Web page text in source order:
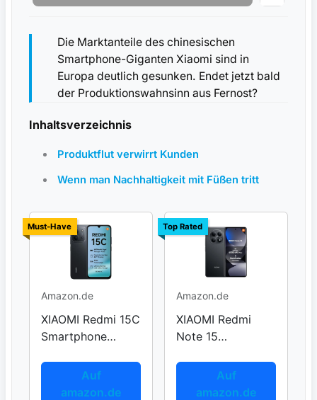
Die Marktanteile des chinesischen
Smartphone-Giganten Xiaomi sind in
Europa deutlich gesunken. Endet jetzt bald
der Produktionswahnsinn aus Fernost?
Inhaltsverzeichnis
Produktflut verwirrt Kunden
Wenn man Nachhaltigkeit mit Füßen tritt
Must-Have
Amazon.de
XIAOMI Redmi 15C
Smartphone
Auf
amazon.de
Top Rated
Amazon.de
XIAOMI Redmi
Note 15
8+128GBAuf
amazon.de